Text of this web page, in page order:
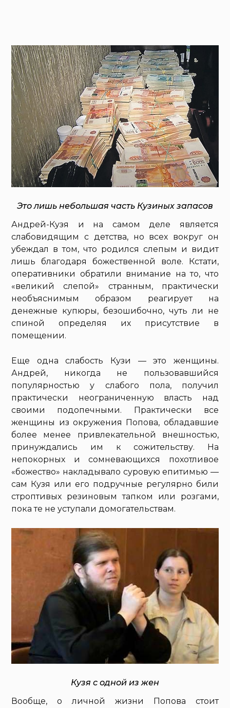
Это лишь небольшая часть Кузиных запасов
Андрей-Кузя и на самом деле является
слабовидящим с детства, но всех вокруг он
убеждал в том, что родился слепым и видит
лишь благодаря божественной воле. Кстати,
оперативники обратили внимание на то, что
«великий слепой» странным, практически
необъяснимым образом реагирует на
денежные купюры, безошибочно, чуть ли не
спиной определяя их присутствие в
помещении.
Еще одна слабость Кузи — это женщины.
Андрей, никогда не пользовавшийся
популярностью у слабого пола, получил
практически неограниченную власть над
своими подопечными. Практически все
женщины из окружения Попова, обладавшие
более менее привлекательной внешностью,
принуждались им к сожительству. На
непокорных и сомневающихся похотливое
«божество» накладывало суровую епитимью —
сам Кузя или его подручные регулярно били
строптивых резиновым тапком или розгами,
пока те не уступали домогательствам.
Кузя с одной из жен
Вообще, о личной жизни Попова стоит